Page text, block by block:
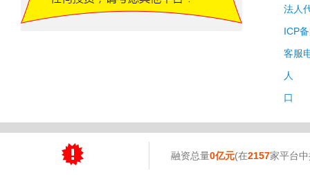
法人
ICP
客服
人
口
融资总量0亿元(在2157家平台